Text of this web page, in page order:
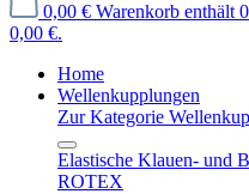
0,00 € Warenkorb enthält
0,00 €.
Home
Wellenkupplungen
Zur Kategorie
Elastische Klauen- und
ROTEX